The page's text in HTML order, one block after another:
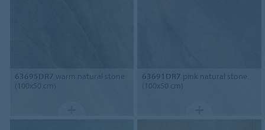
63695DR7 warm natural stone
(100x50 cm)
63691DR7 pink natural stone
(100x50 cm)